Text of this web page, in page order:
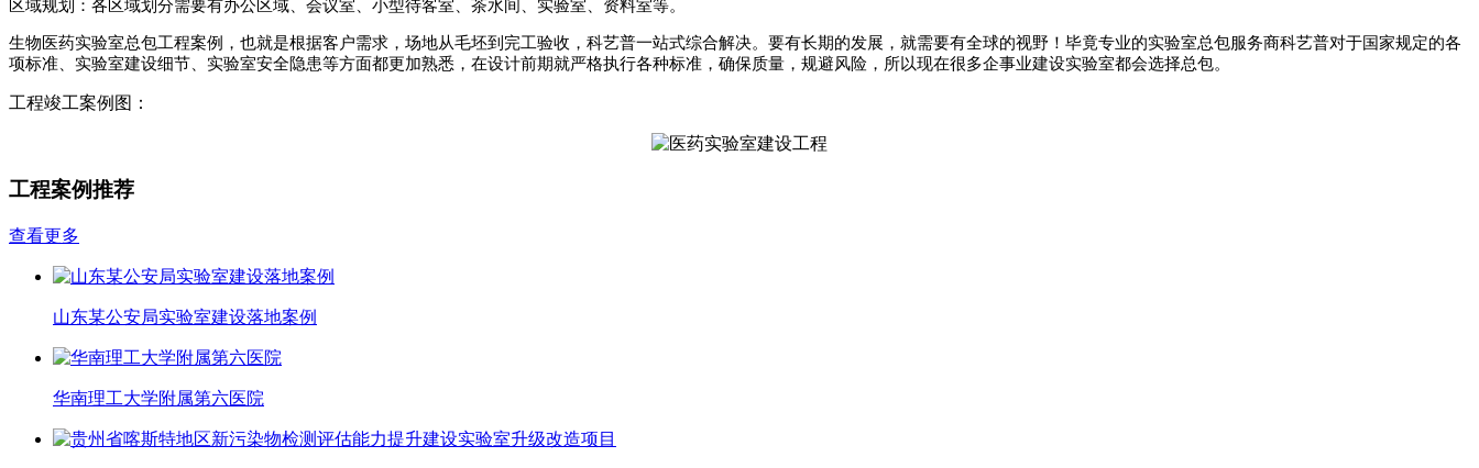
区域规划：各区域划分需要有办公区域、会议室、小型待客室、茶水间、实验室、资料室等。
生物医药实验室总包工程案例，也就是根据客户需求，场地从毛坯到完工验收，科艺普一站式综合解决。要有长期的发展，就需要有全球的视野！毕竟专业的实验室总包服务商科艺普对于国家规定的各
项标准、实验室建设细节、实验室安全隐患等方面都更加熟悉，在设计前期就严格执行各种标准，确保质量，规避风险，所以现在很多企事业建设实验室都会选择总包。
工程竣工案例图：
工程案例推荐
查看更多
山东某公安局实验室建设落地案例
华南理工大学附属第六医院